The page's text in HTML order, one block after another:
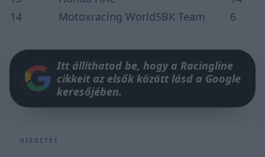
14
Motoxracing WorldSBK Team 6
Itt állíthatod be, hogy a Racingline
cikkeit az elsők között lásd a Google
keresőjében.
HIRDETÉS